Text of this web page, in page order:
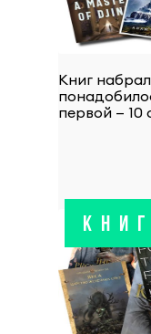
Книг
первой — 10